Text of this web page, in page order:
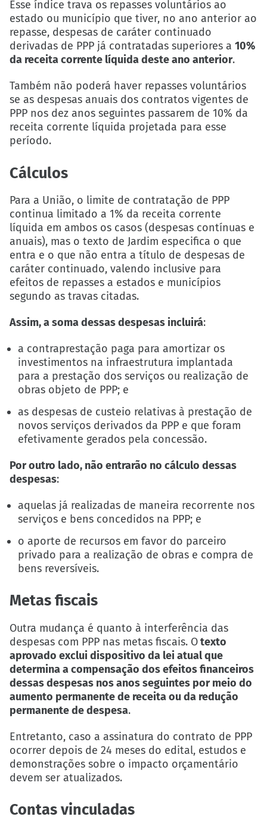
Esse índice trava os repasses voluntários ao
estado ou município que tiver, no ano anterior ao
repasse, despesas de caráter continuado
derivadas de PPP já contratadas superiores a 10%
da receita corrente líquida deste ano anterior.
Também não poderá haver repasses voluntários
se as despesas anuais dos contratos vigentes de
PPP nos dez anos seguintes passarem de 10% da
receita corrente líquida projetada para esse
período.
Cálculos
Para a União, o limite de contratação de PPP
continua limitado a 1% da receita corrente
líquida em ambos os casos (despesas contínuas e
anuais), mas o texto de Jardim especifica o que
entra e o que não entra a título de despesas de
caráter continuado, valendo inclusive para
efeitos de repasses a estados e municípios
segundo as travas citadas.
Assim, a soma dessas despesas incluirá:
a contraprestação paga para amortizar os
investimentos na infraestrutura implantada
para a prestação dos serviços ou realização de
obras objeto de PPP; e
as despesas de custeio relativas à prestação de
novos serviços derivados da PPP e que foram
efetivamente gerados pela concessão.
Por outro lado, não entrarão no cálculo dessas
despesas:
aquelas já realizadas de maneira recorrente nos
serviços e bens concedidos na PPP; e
o aporte de recursos em favor do parceiro
privado para a realização de obras e compra de
bens reversíveis.
Metas fiscais
Outra mudança é quanto à interferência das
despesas com PPP nas metas fiscais. Otexto
aprovado exclui dispositivo da lei atual que
determina a compensação dos efeitos financeiros
dessas despesas nos anos seguintes por meio do
aumento permanente de receita ou da redução
permanente de despesa.
Entretanto, caso a assinatura do contrato de PPP
ocorrer depois de 24 meses do edital, estudos e
demonstrações sobre o impacto orçamentário
devem ser atualizados.
Contas vinculadas